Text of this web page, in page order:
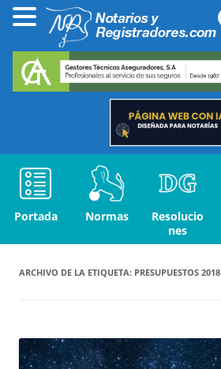
Portada Normas
Resolucio
nes
ARCHIVO DE LA ETIQUETA: PRESUPUESTOS 2018